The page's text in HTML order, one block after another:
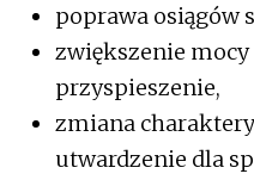
poprawa osiągów
zwiększenie
przyspieszenie,
zmiana
utwardzenie dla